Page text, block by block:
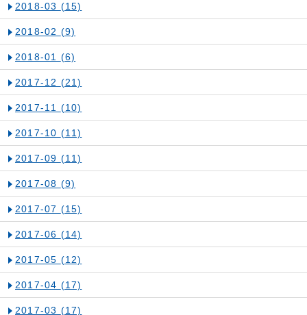
2018-03 (15)
2018-02 (9)
2018-01 (6)
2017-12 (21)
2017-11 (10)
2017-10 (11)
2017-09 (11)
2017-08 (9)
2017-07 (15)
2017-06 (14)
2017-05 (12)
2017-04 (17)
2017-03 (17)